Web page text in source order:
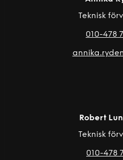
Teknisk
010-478
Robert
Teknisk
010-478